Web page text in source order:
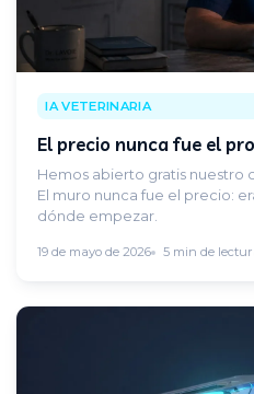
IA VETERINARIA
El precio nunca fue el
Hemos abierto gratis nuestro
El muro nunca fue el precio:
dónde empezar.
19 de mayo de 2026 5 min de